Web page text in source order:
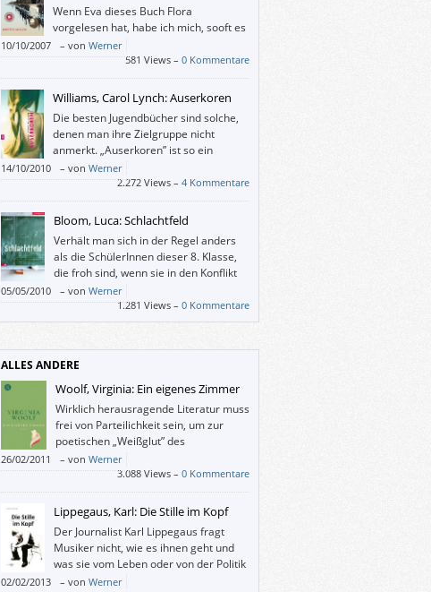
Wenn Eva dieses Buch Flora
vorgelesen hat, habe ich mich, sooft es
ging, dazugesetzt, doch irgendwann
dauerte mir das zu lang, ich nahm “Kiki Strike” mit
ins Bett und las es in einem Zug zu Ende.
10/10/2007 – von Werner
581 Views – 0 Kommentare
Williams, Carol Lynch: Auserkoren
Die besten Jugendbücher sind solche,
denen man ihre Zielgruppe nicht
anmerkt. „Auserkoren” ist so ein
seltener Fall.
14/10/2010 – von Werner
2.272 Views – 4 Kommentare
Bloom, Luca: Schlachtfeld
Verhält man sich in der Regel anders
als die SchülerInnen dieser 8. Klasse,
die froh sind, wenn sie in den Konflikt
nicht direkt hineingezogen werden?
05/05/2010 – von Werner
1.281 Views – 0 Kommentare
ALLES ANDERE
Woolf, Virginia: Ein eigenes Zimmer
Wirklich herausragende Literatur muss
frei von Parteilichkeit sein, um zur
poetischen „Weißglut” des
schöpferischen Geistes zu gelangen.
Das gilt auch heute noch – und ebenso für
Männer.
26/02/2011 – von Werner
3.088 Views – 0 Kommentare
Lippegaus, Karl: Die Stille im Kopf
Der Journalist Karl Lippegaus fragt
Musiker nicht, wie es ihnen geht und
was sie vom Leben oder von der Politik
halten, sondern er spricht mit ihnen
02/02/2013 – von Werner